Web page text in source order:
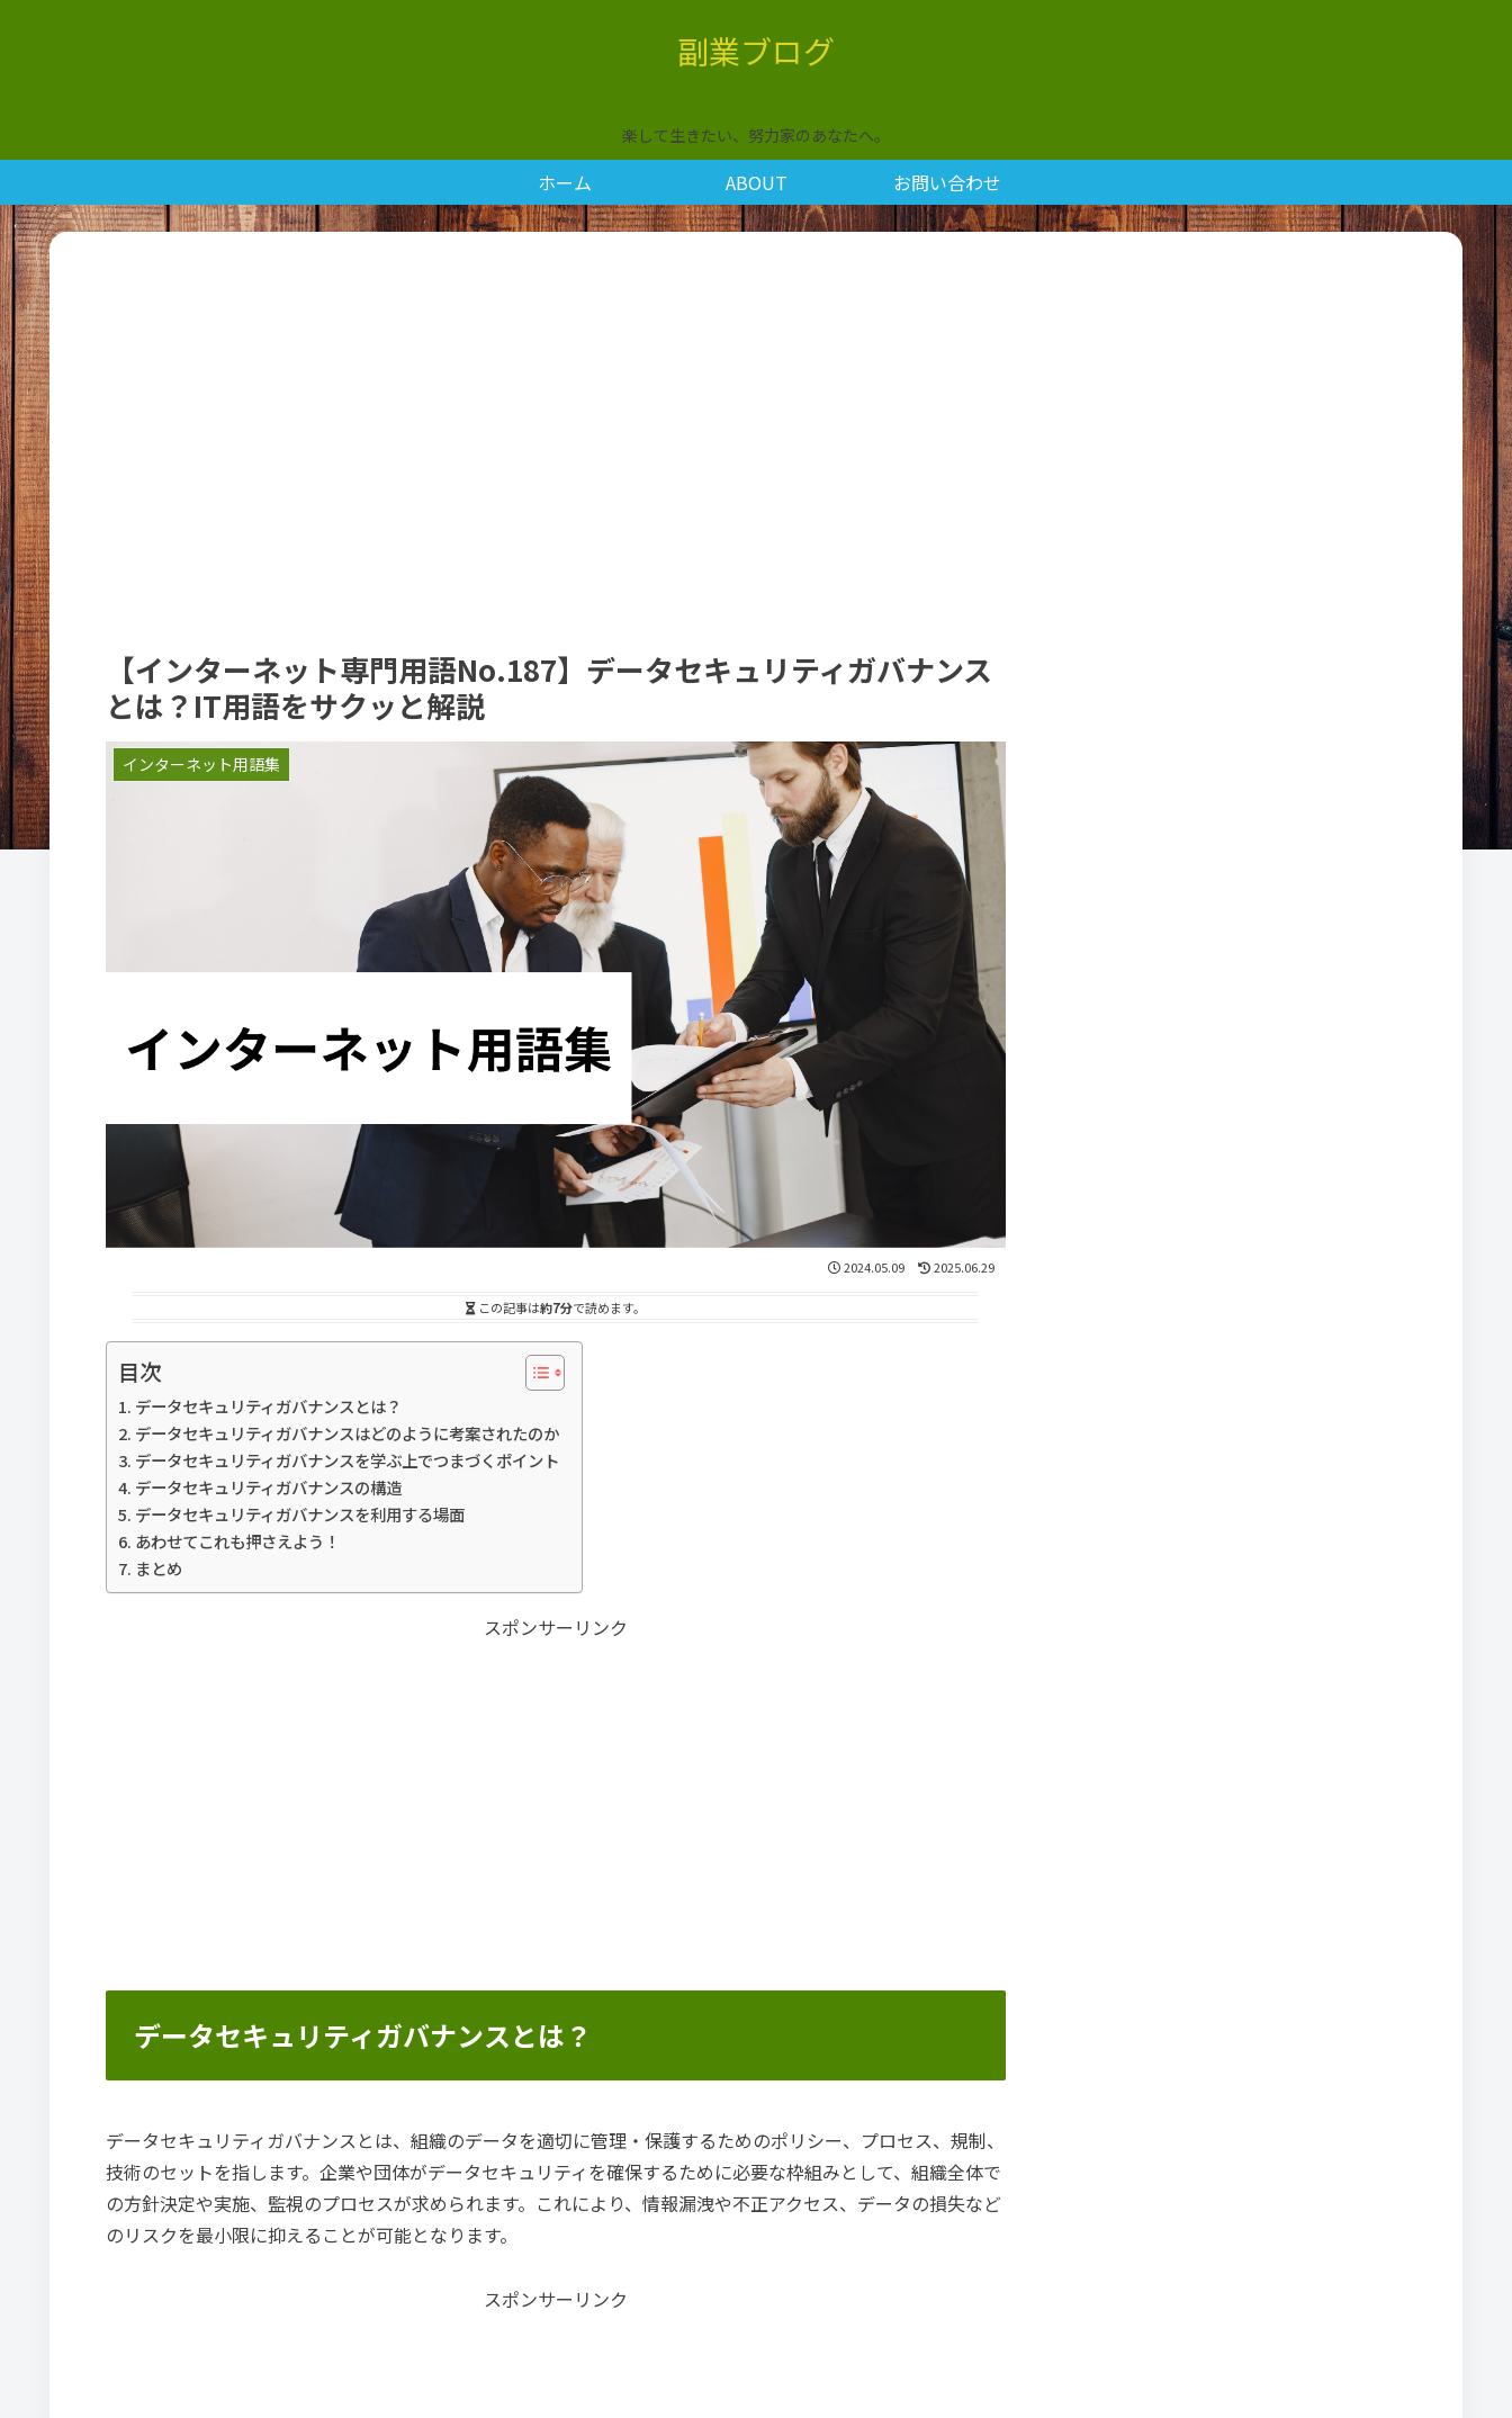
副業ブログ
楽して生きたい、努力家のあなたへ。
ホーム ABOUT お問い合わせ
【インターネット専門用語No.187】データセキュリティガバナンス
とは？IT用語をサクッと解説
インターネット用語集
2024.05.09 2025.06.29
この記事は約7分で読めます。
目次
データセキュリティガバナンスとは？
データセキュリティガバナンスはどのように考案されたのか
データセキュリティガバナンスを学ぶ上でつまづくポイント
データセキュリティガバナンスの構造
データセキュリティガバナンスを利用する場面
あわせてこれも押さえよう！
まとめ
スポンサーリンク
データセキュリティガバナンスとは？
データセキュリティガバナンスとは、組織のデータを適切に管理・保護するためのポリシー、プロセス、規制、
技術のセットを指します。企業や団体がデータセキュリティを確保するために必要な枠組みとして、組織全体で
の方針決定や実施、監視のプロセスが求められます。これにより、情報漏洩や不正アクセス、データの損失など
のリスクを最小限に抑えることが可能となります。
スポンサーリンク